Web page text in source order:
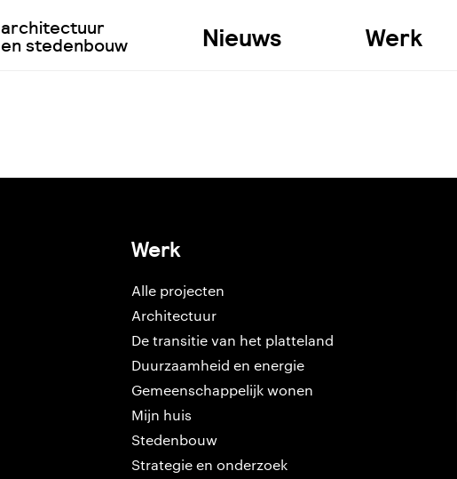
architectuur
en stedenbouw Nieuws Werk
Werk
Alle projecten
Architectuur
De transitie van het platteland
Duurzaamheid en energie
Gemeenschappelijk wonen
Mijn huis
Stedenbouw
Strategie en onderzoek